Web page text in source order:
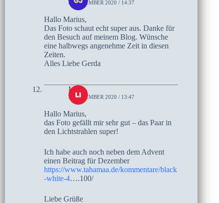
3. DEZEMBER 2020 / 14:37
Hallo Marius,
Das Foto schaut echt super aus. Danke für
den Besuch auf meinem Blog. Wünsche
eine halbwegs angenehme Zeit in diesen
Zeiten.
Alles Liebe Gerda
Liz
3. DEZEMBER 2020 / 13:47
Hallo Marius,
das Foto gefällt mir sehr gut – das Paar in
den Lichtstrahlen super!
Ich habe auch noch neben dem Advent
einen Beitrag für Dezember
https://www.tahamaa.de/kommentare/black
-white-4….100/
Liebe Grüße